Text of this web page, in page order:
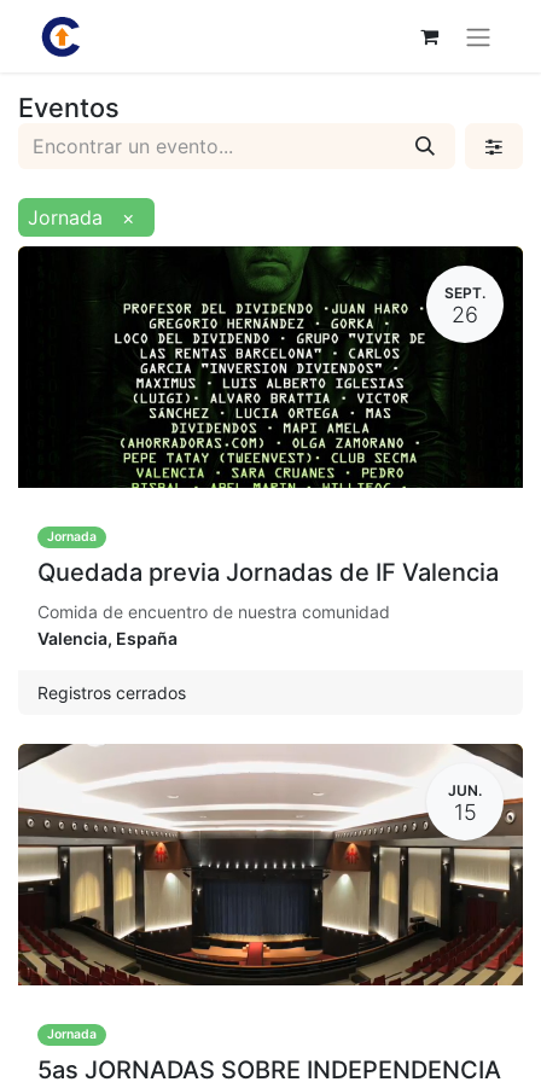
Eventos
Jornada ×
SEPT.
26
Jornada
Quedada previa Jornadas de IF Valencia
Comida de encuentro de nuestra comunidad
Valencia, España
Registros cerrados
JUN.
15
Jornada
5as JORNADAS SOBRE INDEPENDENCIA